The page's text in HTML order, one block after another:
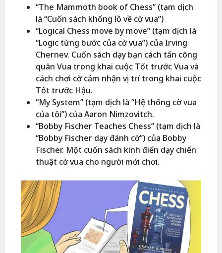
“The Mammoth book of Chess” (tạm dịch
là “Cuốn sách khổng lồ về cờ vua”)
“Logical Chess move by move” (tạm dịch là
“Logic từng bước của cờ vua”) của Irving
Chernev. Cuốn sách dạy bạn cách tấn công
quân Vua trong khai cuộc Tốt trước Vua và
cách chơi cờ cảm nhận vị trí trong khai cuộc
Tốt trước Hậu.
“My System” (tạm dịch là “Hệ thống cờ vua
của tôi”) của Aaron Nimzovitch.
“Bobby Fischer Teaches Chess” (tạm dịch là
“Bobby Fischer dạy đánh cờ”) của Bobby
Fischer. Một cuốn sách kinh điển dạy chiến
thuật cờ vua cho người mới chơi.